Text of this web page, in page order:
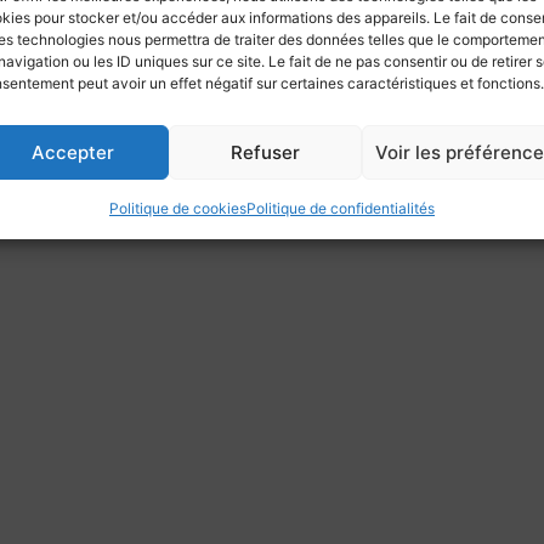
pour stocker et/ou accéder aux informations des appareils. Le fait de
technologies nous permettra de traiter des données telles que le
ou les ID uniques sur ce site. Le fait de ne pas consentir ou de retirer
peut avoir un effet négatif sur certaines caractéristiques et fonctions.
Accepter Refuser Voir les
Politique de cookiesPolitique de confidentialités
Pratique
Contacts